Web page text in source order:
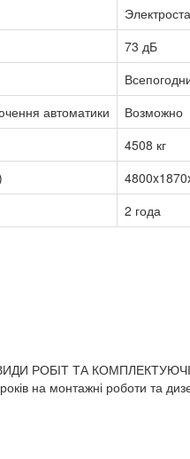
73 дБ
автоматики
Возможно
4508 кг
2 года
РОБІТ ТА КОМПЛЕКТУЮЧІ
на монтажні роботи та